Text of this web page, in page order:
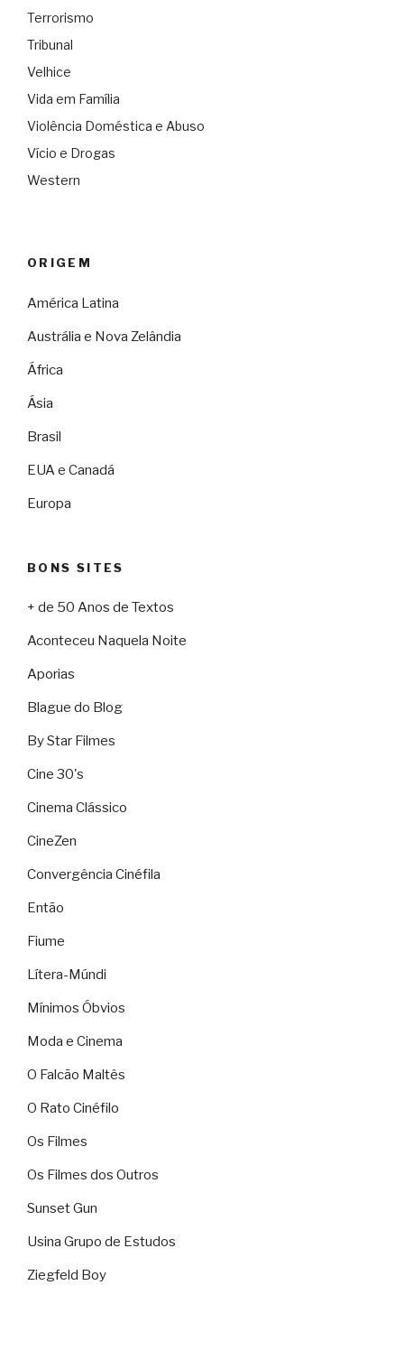
Terrorismo
Tribunal
Velhice
Vida em Família
Violência Doméstica e Abuso
Vício e Drogas
Western
ORIGEM
América Latina
Austrália e Nova Zelândia
África
Ásia
Brasil
EUA e Canadá
Europa
BONS SITES
+ de 50 Anos de Textos
Aconteceu Naquela Noite
Aporias
Blague do Blog
By Star Filmes
Cine 30's
Cinema Clássico
CineZen
Convergência Cinéfila
Então
Fiume
Lítera-Múndi
Mínimos Óbvios
Moda e Cinema
O Falcão Maltês
O Rato Cinéfilo
Os Filmes
Os Filmes dos Outros
Sunset Gun
Usina Grupo de Estudos
Ziegfeld Boy